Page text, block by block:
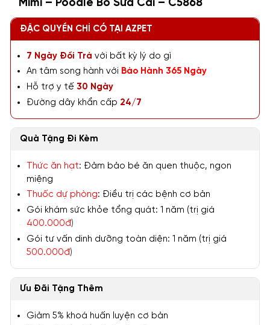
Mimi – Poodle Bò Sữa Cái – C5868
ĐẶC QUYỀN CHỈ CÓ TẠI AZPET
7 Ngày Đổi Trả với bất kỳ lý do gì
An tâm song hành với Bảo Hành 365 Ngày
Hỗ trợ y tế 30 Ngày
Đường dây khẩn cấp 24/7
Quà Tặng Đi Kèm
Thức ăn hạt: Đảm bảo bé ăn quen thuộc, ngon
miệng
Thuốc dự phòng: Điều trị các bệnh cơ bản
Gói khám sức khỏe tổng quát: 1 năm (trị giá
400.000đ)
Gói tư vấn dinh dưỡng toàn diện: 1 năm (trị giá
500.000đ)
Ưu Đãi Tặng Thêm
Giảm 5% khoá huấn luyện cơ bản